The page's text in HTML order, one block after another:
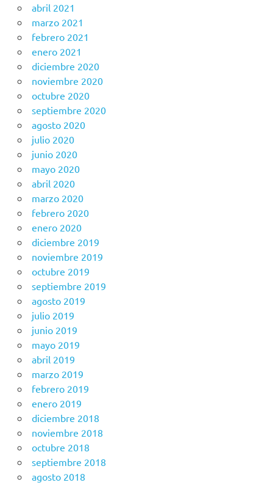
abril 2021
marzo 2021
febrero 2021
enero 2021
diciembre 2020
noviembre 2020
octubre 2020
septiembre 2020
agosto 2020
julio 2020
junio 2020
mayo 2020
abril 2020
marzo 2020
febrero 2020
enero 2020
diciembre 2019
noviembre 2019
octubre 2019
septiembre 2019
agosto 2019
julio 2019
junio 2019
mayo 2019
abril 2019
marzo 2019
febrero 2019
enero 2019
diciembre 2018
noviembre 2018
octubre 2018
septiembre 2018
agosto 2018